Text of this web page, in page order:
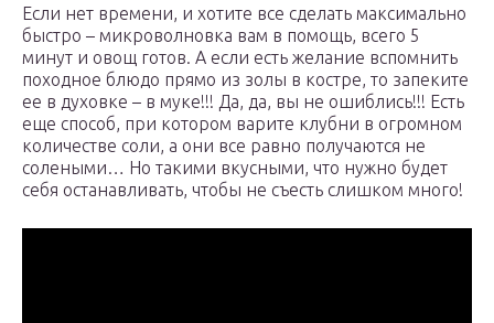
Если нет времени, и хотите все сделать максимально
быстро – микроволновка вам в помощь, всего 5
минут и овощ готов. А если есть желание вспомнить
походное блюдо прямо из золы в костре, то запеките
ее в духовке – в муке!!! Да, да, вы не ошиблись!!! Есть
еще способ, при котором варите клубни в огромном
количестве соли, а они все равно получаются не
солеными… Но такими вкусными, что нужно будет
себя останавливать, чтобы не съесть слишком много!